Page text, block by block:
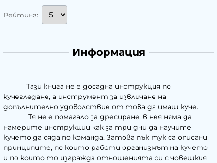
Рейтинг:
Информация
Тази книга не е досадна инструкция по
кучегледане, а инструмент за извличане на
допълнително удоволствие от това да имаш куче.
Тя не е помагало за дресиране, в нея няма да
намерите инструкции как за три дни да научите
кучето да сяда по команда. Затова пък тук са описани
принципите, по които работи организмът на кучето
и по които то изгражда отношенията си с човешкия